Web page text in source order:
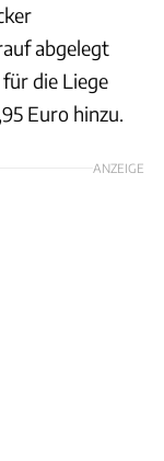
abgelegt
die Liege
Euro hinzu.
ANZEIGE